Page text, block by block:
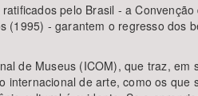
pelo Brasil - a
- garantem o regresso dos
de Museus (ICOM), que traz,
de arte, como os que